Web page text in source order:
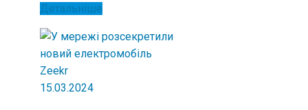
Детальніше
15.03.2024